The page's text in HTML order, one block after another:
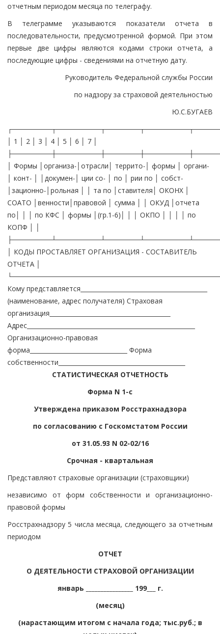
отчетным периодом месяца по телеграфу.
В телеграмме указываются показатели отчета в
последовательности, предусмотренной формой. При этом
первые две цифры являются кодами строки отчета, а
последующие цифры - сведениями на отчетную дату.
Руководитель Федеральной службы России
по надзору за страховой деятельностью
Ю.С.БУГАЕВ
│ 1 │ 2 │ 3 │ 4 │ 5 │ 6 │ 7 │
│ Формы │организа-│отрасли│ террито-│ формы │ органи-
│ конт- │ │докумен-│ ции со- │ по │ рии по │ собст-
│зационно-│рольная │ │ та по │ставителя│ ОКОНХ │
СОАТО │венности│правовой │ сумма │ │ ОКУД │отчета
по│ │ │ по КФС │ формы │(гр.1-6)│ │ │ ОКПО │ │ │ │ по
КОПФ │ │
│ КОДЫ ПРОСТАВЛЯЕТ ОРГАНИЗАЦИЯ - СОСТАВИТЕЛЬ
ОТЧЕТА │
Кому представляется___________________________________________
(наименование, адрес получателя) Страховая
организация_________________________________________
Адрес_________________________________________________________
Организационно-правовая
форма_________________________________ Форма
собственности___________________________________________
СТАТИСТИЧЕСКАЯ ОТЧЕТНОСТЬ
Форма N 1-с
Утверждена приказом Росстрахнадзора
по согласованию с Госкомстатом России
от 31.05.93 N 02-02/16
Срочная - квартальная
Представляют страховые организации (страховщики)
независимо от форм собственности и организационно-
правовой формы
Росстрахнадзору 5 числа месяца, следующего за отчетным
периодом
ОТЧЕТ
О ДЕЯТЕЛЬНОСТИ СТРАХОВОЙ ОРГАНИЗАЦИИ
январь ________________ 199___ г.
(месяц)
(нарастающим итогом с начала года; тыс.руб.; в